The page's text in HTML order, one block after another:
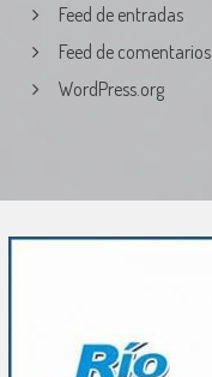
Feed de entradas
Feed de comentarios
WordPress.org